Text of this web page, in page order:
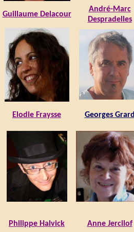
Guillaume Delacour
André-Marc
Despradelles
Elodie Fraysse Georges Grard
Philippe Halvick Anne Jercilof